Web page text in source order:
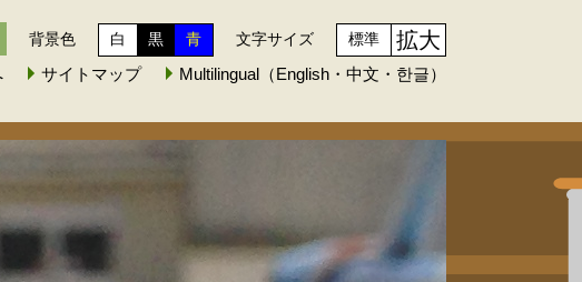
背景色 白 黒 青 文字サイズ 標準 拡大
サイトマップ Multilingual（English・中文・한글）